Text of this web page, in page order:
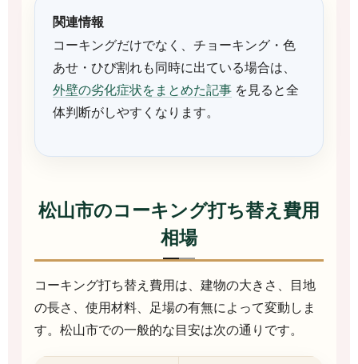
関連情報
コーキングだけでなく、チョーキング・色
あせ・ひび割れも同時に出ている場合は、
外壁の劣化症状をまとめた記事 を見ると全
体判断がしやすくなります。
松山市のコーキング打ち替え費用
相場
コーキング打ち替え費用は、建物の大きさ、目地
の長さ、使用材料、足場の有無によって変動しま
す。松山市での一般的な目安は次の通りです。